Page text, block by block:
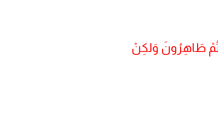
طَاهِرُونَ وَلكِنْ